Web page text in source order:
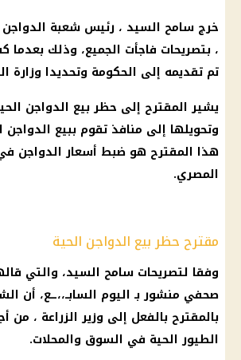
خرج سامح السيد ، رئيس شعبة الدواجن
، بتصريحات فاجأت الجميع، وذلك
تم تقديمه إلى الحكومة وتحديدا وزارة
يشير المقترح إلى حظر بيع الدواجن
وتحويلها إلى منافذ تقوم ببيع
هذا المقترح هو ضبط أسعار الدواجن
المصري.
مقترح حظر بيع الدواجن الحية
وفقا لتصريحات سامح السيد، والتي
صحفي منشور بـ اليوم السابــ،،ــع، أن
بالمقترح بالفعل إلى وزير الزراعة ، من
الطيور الحية في السوق والمحلات.